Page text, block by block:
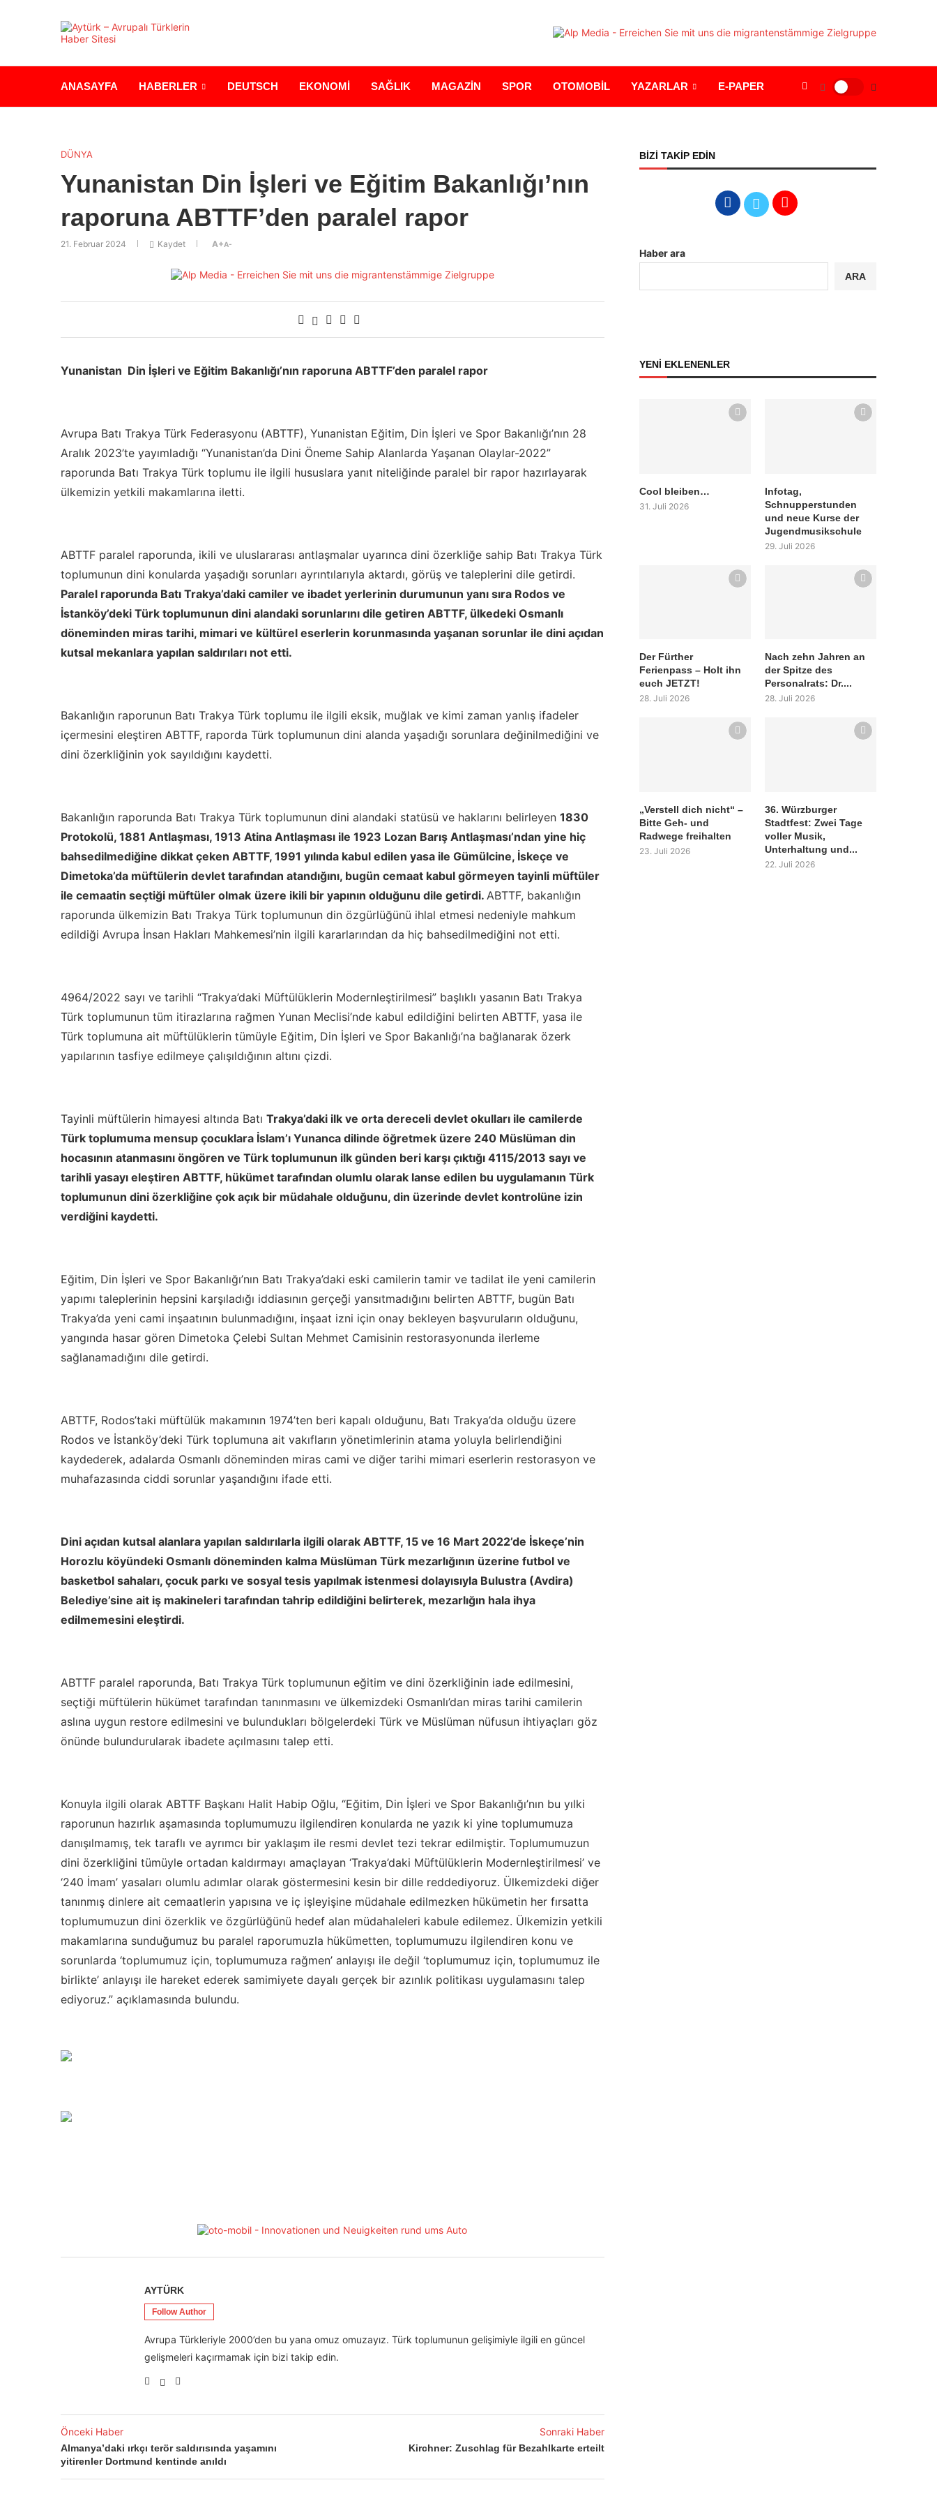
ANASAYFA HABERLER DEUTSCH EKONOMİ SAĞLIK MAGAZİN SPOR OTOMOBİL YAZARLAR E-PAPER
DÜNYA
Yunanistan Din İşleri ve Eğitim Bakanlığı’nın
raporuna ABTTF’den paralel rapor
21. Februar 2024 Kaydet A+A-
Yunanistan Din İşleri ve Eğitim Bakanlığı’nın raporuna ABTTF’den paralel rapor
Avrupa Batı Trakya Türk Federasyonu (ABTTF), Yunanistan Eğitim, Din İşleri ve Spor Bakanlığı’nın 28
Aralık 2023’te yayımladığı “Yunanistan’da Dini Öneme Sahip Alanlarda Yaşanan Olaylar-2022”
raporunda Batı Trakya Türk toplumu ile ilgili hususlara yanıt niteliğinde paralel bir rapor hazırlayarak
ülkemizin yetkili makamlarına iletti.
ABTTF paralel raporunda, ikili ve uluslararası antlaşmalar uyarınca dini özerkliğe sahip Batı Trakya Türk
toplumunun dini konularda yaşadığı sorunları ayrıntılarıyla aktardı, görüş ve taleplerini dile getirdi.
Paralel raporunda Batı Trakya’daki camiler ve ibadet yerlerinin durumunun yanı sıra Rodos ve
İstanköy’deki Türk toplumunun dini alandaki sorunlarını dile getiren ABTTF, ülkedeki Osmanlı
döneminden miras tarihi, mimari ve kültürel eserlerin korunmasında yaşanan sorunlar ile dini açıdan
kutsal mekanlara yapılan saldırıları not etti.
Bakanlığın raporunun Batı Trakya Türk toplumu ile ilgili eksik, muğlak ve kimi zaman yanlış ifadeler
içermesini eleştiren ABTTF, raporda Türk toplumunun dini alanda yaşadığı sorunlara değinilmediğini ve
dini özerkliğinin yok sayıldığını kaydetti.
Bakanlığın raporunda Batı Trakya Türk toplumunun dini alandaki statüsü ve haklarını belirleyen 1830
Protokolü, 1881 Antlaşması, 1913 Atina Antlaşması ile 1923 Lozan Barış Antlaşması’ndan yine hiç
bahsedilmediğine dikkat çeken ABTTF, 1991 yılında kabul edilen yasa ile Gümülcine, İskeçe ve
Dimetoka’da müftülerin devlet tarafından atandığını, bugün cemaat kabul görmeyen tayinli müftüler
ile cemaatin seçtiği müftüler olmak üzere ikili bir yapının olduğunu dile getirdi. ABTTF, bakanlığın
raporunda ülkemizin Batı Trakya Türk toplumunun din özgürlüğünü ihlal etmesi nedeniyle mahkum
edildiği Avrupa İnsan Hakları Mahkemesi’nin ilgili kararlarından da hiç bahsedilmediğini not etti.
4964/2022 sayı ve tarihli “Trakya’daki Müftülüklerin Modernleştirilmesi” başlıklı yasanın Batı Trakya
Türk toplumunun tüm itirazlarına rağmen Yunan Meclisi’nde kabul edildiğini belirten ABTTF, yasa ile
Türk toplumuna ait müftülüklerin tümüyle Eğitim, Din İşleri ve Spor Bakanlığı’na bağlanarak özerk
yapılarının tasfiye edilmeye çalışıldığının altını çizdi.
Tayinli müftülerin himayesi altında Batı Trakya’daki ilk ve orta dereceli devlet okulları ile camilerde
Türk toplumuma mensup çocuklara İslam’ı Yunanca dilinde öğretmek üzere 240 Müslüman din
hocasının atanmasını öngören ve Türk toplumunun ilk günden beri karşı çıktığı 4115/2013 sayı ve
tarihli yasayı eleştiren ABTTF, hükümet tarafından olumlu olarak lanse edilen bu uygulamanın Türk
toplumunun dini özerkliğine çok açık bir müdahale olduğunu, din üzerinde devlet kontrolüne izin
verdiğini kaydetti.
Eğitim, Din İşleri ve Spor Bakanlığı’nın Batı Trakya’daki eski camilerin tamir ve tadilat ile yeni camilerin
yapımı taleplerinin hepsini karşıladığı iddiasının gerçeği yansıtmadığını belirten ABTTF, bugün Batı
Trakya’da yeni cami inşaatının bulunmadığını, inşaat izni için onay bekleyen başvuruların olduğunu,
yangında hasar gören Dimetoka Çelebi Sultan Mehmet Camisinin restorasyonunda ilerleme
sağlanamadığını dile getirdi.
ABTTF, Rodos’taki müftülük makamının 1974’ten beri kapalı olduğunu, Batı Trakya’da olduğu üzere
Rodos ve İstanköy’deki Türk toplumuna ait vakıfların yönetimlerinin atama yoluyla belirlendiğini
kaydederek, adalarda Osmanlı döneminden miras cami ve diğer tarihi mimari eserlerin restorasyon ve
muhafazasında ciddi sorunlar yaşandığını ifade etti.
Dini açıdan kutsal alanlara yapılan saldırılarla ilgili olarak ABTTF, 15 ve 16 Mart 2022’de İskeçe’nin
Horozlu köyündeki Osmanlı döneminden kalma Müslüman Türk mezarlığının üzerine futbol ve
basketbol sahaları, çocuk parkı ve sosyal tesis yapılmak istenmesi dolayısıyla Bulustra (Avdira)
Belediye’sine ait iş makineleri tarafından tahrip edildiğini belirterek, mezarlığın hala ihya
edilmemesini eleştirdi.
ABTTF paralel raporunda, Batı Trakya Türk toplumunun eğitim ve dini özerkliğinin iade edilmesini,
seçtiği müftülerin hükümet tarafından tanınmasını ve ülkemizdeki Osmanlı’dan miras tarihi camilerin
aslına uygun restore edilmesini ve bulundukları bölgelerdeki Türk ve Müslüman nüfusun ihtiyaçları göz
önünde bulundurularak ibadete açılmasını talep etti.
Konuyla ilgili olarak ABTTF Başkanı Halit Habip Oğlu, “Eğitim, Din İşleri ve Spor Bakanlığı’nın bu yılki
raporunun hazırlık aşamasında toplumumuzu ilgilendiren konularda ne yazık ki yine toplumumuza
danışılmamış, tek taraflı ve ayrımcı bir yaklaşım ile resmi devlet tezi tekrar edilmiştir. Toplumumuzun
dini özerkliğini tümüyle ortadan kaldırmayı amaçlayan ‘Trakya’daki Müftülüklerin Modernleştirilmesi’ ve
‘240 İmam’ yasaları olumlu adımlar olarak göstermesini kesin bir dille reddediyoruz. Ülkemizdeki diğer
tanınmış dinlere ait cemaatlerin yapısına ve iç işleyişine müdahale edilmezken hükümetin her fırsatta
toplumumuzun dini özerklik ve özgürlüğünü hedef alan müdahaleleri kabule edilemez. Ülkemizin yetkili
makamlarına sunduğumuz bu paralel raporumuzla hükümetten, toplumumuzu ilgilendiren konu ve
sorunlarda ‘toplumumuz için, toplumumuza rağmen’ anlayışı ile değil ‘toplumumuz için, toplumumuz ile
birlikte’ anlayışı ile hareket ederek samimiyete dayalı gerçek bir azınlık politikası uygulamasını talep
ediyoruz.” açıklamasında bulundu.
AYTÜRK
Follow Author
Avrupa Türkleriyle 2000’den bu yana omuz omuzayız. Türk toplumunun gelişimiyle ilgili en güncel
gelişmeleri kaçırmamak için bizi takip edin.
Önceki Haber
Almanya’daki ırkçı terör saldırısında yaşamını
yitirenler Dortmund kentinde anıldı
Sonraki Haber
Kirchner: Zuschlag für Bezahlkarte erteilt
BİZİ TAKİP EDİN
Haber ara
ARA
YENİ EKLENENLER
Cool bleiben…
31. Juli 2026
Infotag,
Schnupperstunden
und neue Kurse der
Jugendmusikschule
29. Juli 2026
Der Fürther
Ferienpass – Holt ihn
euch JETZT!
28. Juli 2026
Nach zehn Jahren an
der Spitze des
Personalrats: Dr....
28. Juli 2026
„Verstell dich nicht“ –
Bitte Geh- und
Radwege freihalten
23. Juli 2026
36. Würzburger
Stadtfest: Zwei Tage
voller Musik,
Unterhaltung und...
22. Juli 2026